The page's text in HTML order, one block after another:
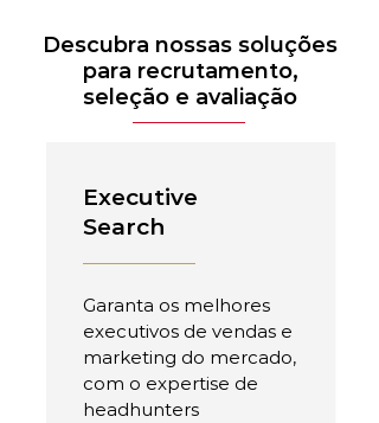
Descubra nossas soluções
para recrutamento,
seleção e avaliação
Executive
Search
Garanta os melhores
executivos de vendas e
marketing do mercado,
com o expertise de
headhunters